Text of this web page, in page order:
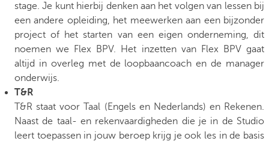
stage. Je kunt hierbij denken aan het volgen van lessen bij
een andere opleiding, het meewerken aan een bijzonder
project of het starten van een eigen onderneming, dit
noemen we Flex BPV. Het inzetten van Flex BPV gaat
altijd in overleg met de loopbaancoach en de manager
onderwijs.
T&R
T&R staat voor Taal (Engels en Nederlands) en Rekenen.
Naast de taal- en rekenvaardigheden die je in de Studio
leert toepassen in jouw beroep krijg je ook les in de basis